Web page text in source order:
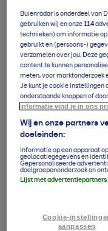
Za
8 aug
Zo
9 aug
Ma
10 aug
26
Di
11 aug
26
Buienradar is onderdeel van
gebruiken wij en onze114
technieken) om informatie op
gebruikt en (persoons-)
verzamelen over jou. Deze
content te kunnen
meten, voor marktonderzoek
Je kunt je cookie instellingen
onderstaande knoppen of
informatie vind je in ons
Wij en onze partners
doeleinden:
Informatie op een apparaat
geolocatiegegevens en
Gepersonaliseerde
doelgroepenonderzoek en
Lijst met advertentiepartners
Cookie-
aanpassen